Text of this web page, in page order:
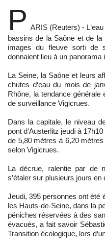
P ARIS (Reuters) -
bassins de la Saône et de
images du fleuve sorti de
donnaient lieu à un panorama
La Seine, la Saône et leurs
chutes d‘eau du mois de
Rhône, la tendance générale
de surveillance Vigicrues.
Dans la capitale, le niveau
pont d‘Austerlitz jeudi à
de 5,80 mètres à 6,20
selon Vigicrues.
La décrue, ralentie par de
s’étaler sur plusieurs jours
Jeudi, 395 personnes ont été
les Hauts-de-Seine, dans la
péniches réservées à des
évacués, a fait savoir
Transition écologique, lors